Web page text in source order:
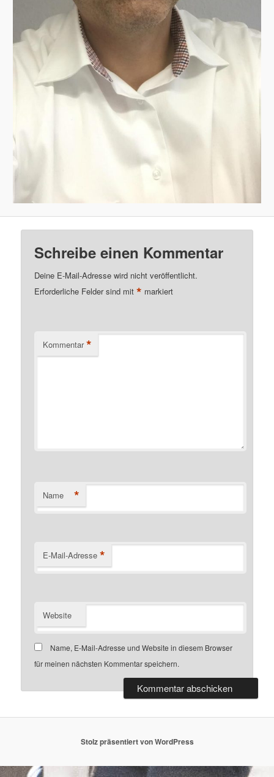
Schreibe einen Kommentar
Deine E-Mail-Adresse wird nicht veröffentlicht.
Erforderliche Felder sind mit* markiert
Kommentar *
Name *
E-Mail-Adresse *
Website
Name, E-Mail-Adresse und Website in diesem Browser
für meinen nächsten Kommentar speichern.
Stolz präsentiert von WordPress